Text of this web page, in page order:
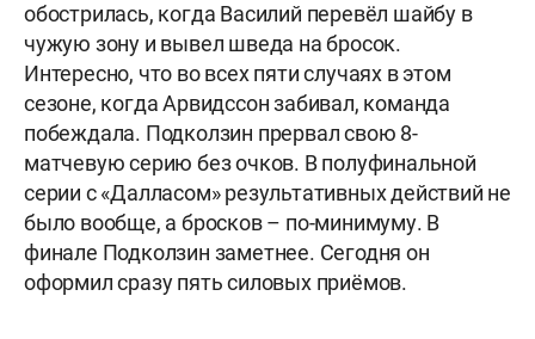
обострилась, когда Василий перевёл шайбу в
чужую зону и вывел шведа на бросок.
Интересно, что во всех пяти случаях в этом
сезоне, когда Арвидссон забивал, команда
побеждала. Подколзин прервал свою 8-
матчевую серию без очков. В полуфинальной
серии с «Далласом» результативных действий не
было вообще, а бросков – по-минимуму. В
финале Подколзин заметнее. Сегодня он
оформил сразу пять силовых приёмов.